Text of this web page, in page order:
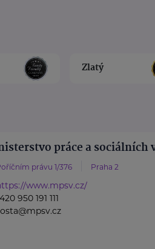
Zlatý
práce a sociálních
právu 1/376 Praha 2
www.mpsv.cz/
950 191 111